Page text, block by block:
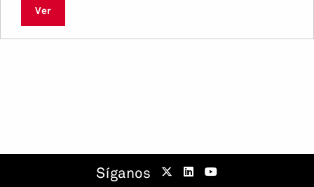
Ver
Síganos